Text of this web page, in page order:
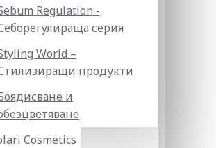
Regulation -
серия
World –
продукти
и
Cosmetics